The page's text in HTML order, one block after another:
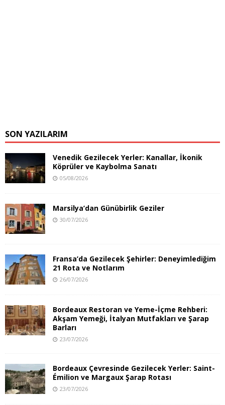
SON YAZILARIM
Venedik Gezilecek Yerler: Kanallar, İkonik
Köprüler ve Kaybolma Sanatı
05/08/2026
Marsilya’dan Günübirlik Geziler
30/07/2026
Fransa’da Gezilecek Şehirler: Deneyimlediğim
21 Rota ve Notlarım
26/07/2026
Bordeaux Restoran ve Yeme-İçme Rehberi:
Akşam Yemeği, İtalyan Mutfakları ve Şarap
Barları
23/07/2026
Bordeaux Çevresinde Gezilecek Yerler: Saint-
Émilion ve Margaux Şarap Rotası
23/07/2026